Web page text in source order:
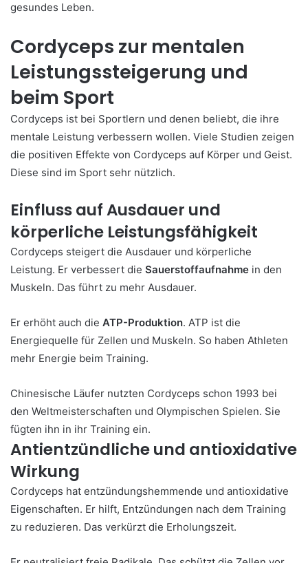
gesundes Leben.
Cordyceps zur mentalen
Leistungssteigerung und
beim Sport
Cordyceps ist bei Sportlern und denen beliebt, die ihre
mentale Leistung verbessern wollen. Viele Studien zeigen
die positiven Effekte von Cordyceps auf Körper und Geist.
Diese sind im Sport sehr nützlich.
Einfluss auf Ausdauer und
körperliche Leistungsfähigkeit
Cordyceps steigert die Ausdauer und körperliche
Leistung. Er verbessert die Sauerstoffaufnahme in den
Muskeln. Das führt zu mehr Ausdauer.
Er erhöht auch die ATP-Produktion. ATP ist die
Energiequelle für Zellen und Muskeln. So haben Athleten
mehr Energie beim Training.
Chinesische Läufer nutzten Cordyceps schon 1993 bei
den Weltmeisterschaften und Olympischen Spielen. Sie
fügten ihn in ihr Training ein.
Antientzündliche und antioxidative
Wirkung
Cordyceps hat entzündungshemmende und antioxidative
Eigenschaften. Er hilft, Entzündungen nach dem Training
zu reduzieren. Das verkürzt die Erholungszeit.